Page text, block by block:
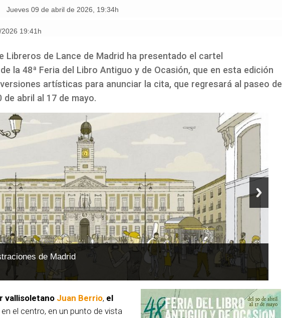
jueves 09 de abril de 2026, 19:34h
19:41h
Libreros de Lance de Madrid ha presentado el cartel
la 48ª Feria del Libro Antiguo y de Ocasión, que en esta edición
artísticas para anunciar la cita, que regresará al paseo de
de abril al 17 de mayo.
de Madrid
vallisoletano Juan Berrio, el
el centro, en un punto de vista